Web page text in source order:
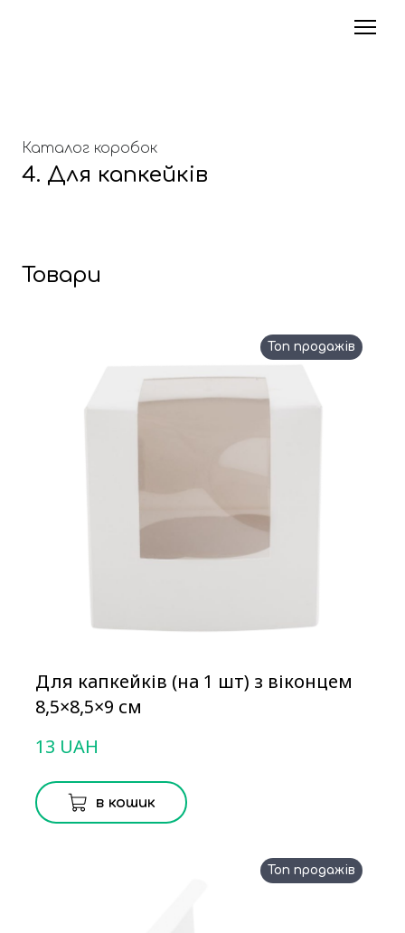
Каталог коробок
4. Для капкейків
Товари
Топ продажів
Для капкейків (на 1 шт) з віконцем
8,5×8,5×9 см
13 UAH
в кошик
Топ продажів